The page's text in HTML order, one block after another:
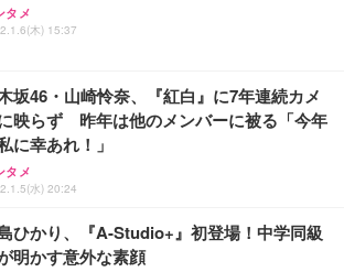
タメ
木) 15:37
坂46・山崎怜奈、『紅白』に7年連続カメ
映らず 昨年は他のメンバーに被る「今年
に幸あれ！」
タメ
水) 20:24
ひかり、『A-Studio+』初登場！中学同級
明かす意外な素顔